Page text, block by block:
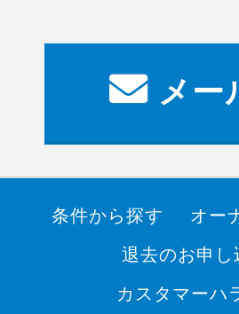
メー
条件から探す オー
退去のお申し
カスタマーハ